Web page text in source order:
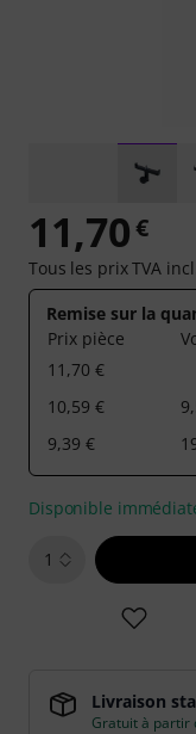
11,70€
Tous les prix TVA
Remise sur la
Prix pièce
11,70 €
10,59 €
9,39 €
Disponible
1
Livraison
Gratuit à partir